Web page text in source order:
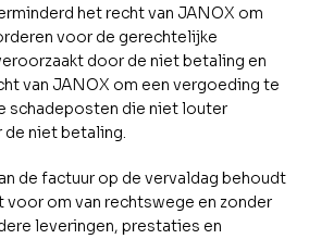
het recht van JANOX om
voor de gerechtelijke
door de niet betaling en
van JANOX om een vergoeding te
schadeposten die niet louter
niet betaling.
de factuur op de vervaldag behoudt
voor om van rechtswege en zonder
leveringen, prestaties en